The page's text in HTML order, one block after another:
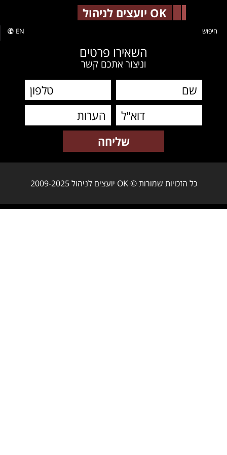
OK יועצים לניהול
EN חיפוש
השאירו פרטים
וניצור אתכם קשר
כל הזכויות שמורות © OK יועצים לניהול 2009-2025